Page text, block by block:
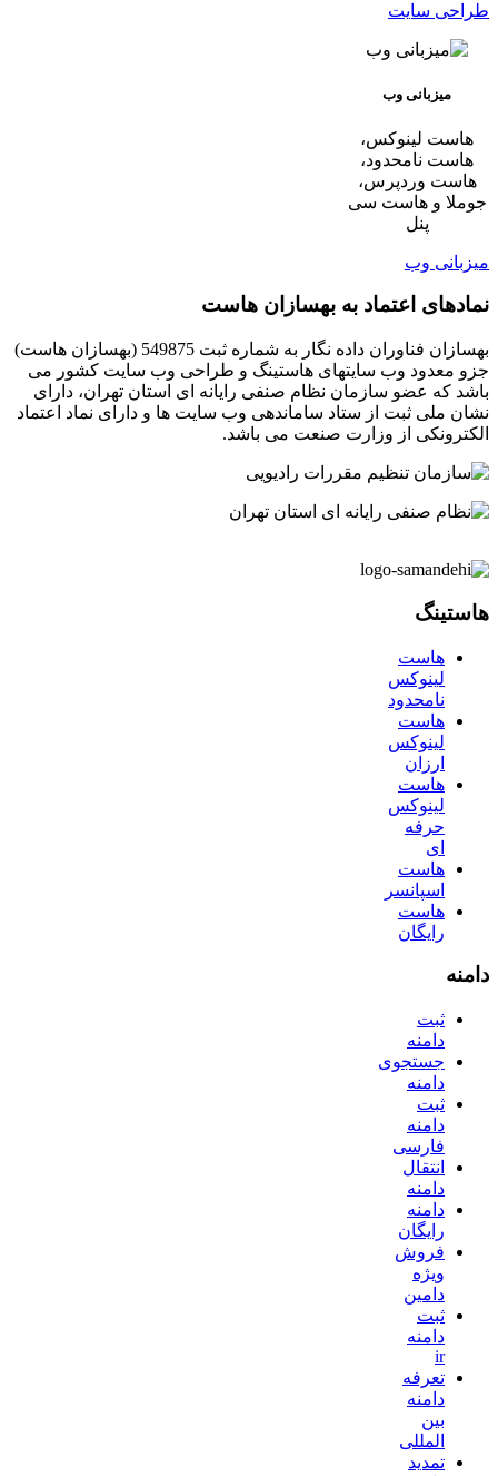
طراحی سایت
میزبانی وب
هاست لینوکس،
هاست نامحدود،
هاست وردپرس،
جوملا و هاست سی
پنل
میزبانی وب
نمادهای اعتماد به بهسازان هاست
بهسازان فناوران داده نگار به شماره ثبت 549875 (بهسازان هاست)
جزو معدود وب سایتهای هاستینگ و طراحی وب سایت کشور می
باشد که عضو سازمان نظام صنفی رایانه ای استان تهران، دارای
نشان ملی ثبت از ستاد ساماندهی وب سایت ها و دارای نماد اعتماد
الکترونکی از وزارت صنعت می باشد.
هاستینگ
هاست
لینوکس
نامحدود
هاست
لینوکس
ارزان
هاست
لینوکس
حرفه
ای
هاست
اسپانسر
هاست
رایگان
دامنه
ثبت
دامنه
جستجوی
دامنه
ثبت
دامنه
فارسی
انتقال
دامنه
دامنه
رایگان
فروش
ویژه
دامین
ثبت
دامنه
ir
تعرفه
دامنه
بین
المللی
تمدید